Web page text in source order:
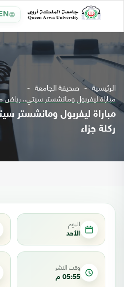
الرئيسية صحيفة الجامعة
مباراة ليفربول ومانشستر سيتي.. رياض
مباراة ليفربول ومانشستر
ركلة جزاء
اليوم
الأحد
وقت النشر
05:55 م